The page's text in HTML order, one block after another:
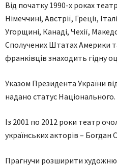
Від початку 1990-х роках
Німеччині, Австрії, Греції,
Угорщині, Канаді, Чехії,
Сполучених Штатах Америки
франківців знаходить гідну
Указом Президента України
надано статус Національного.
Із 2001 по 2012 роки театр
українських акторів – Богдан
Прагнучи розширити художню